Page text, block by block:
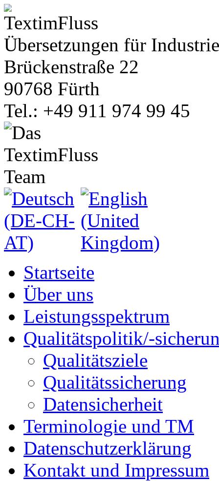
Übersetzungen für
Brückenstraße 22
90768 Fürth
Tel.: +49 911 974 99 45
Startseite
Über uns
Leistungsspektrum
Qualitätspolitik/-
Qualitätsziele
Qualitätssicherung
Datensicherheit
Terminologie und TM
Datenschutzerklärung
Kontakt und Impressum